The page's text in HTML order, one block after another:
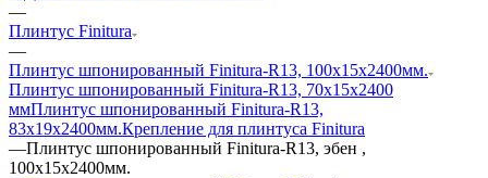
—
Плинтус Finitura
—
Плинтус шпонированный Finitura-R13, 100x15x2400мм.
Плинтус шпонированный Finitura-R13, 70x15х2400
ммПлинтус шпонированный Finitura-R13,
83x19x2400мм.Крепление для плинтуса Finitura
—Плинтус шпонированный Finitura-R13, эбен ,
100x15x2400мм.